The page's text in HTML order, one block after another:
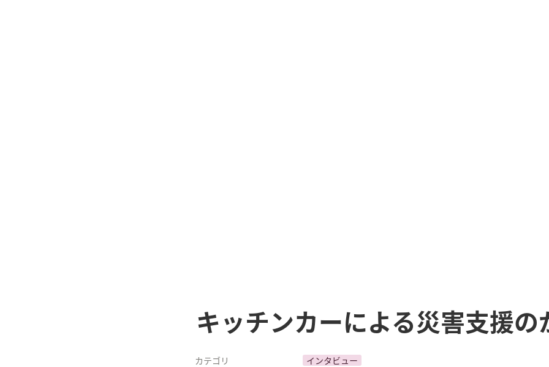
キッチンカーによる災害支援の
カテゴリ
インタビュー